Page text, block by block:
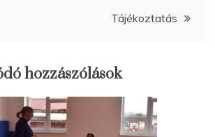
Tájékoztatás
hozzászólások